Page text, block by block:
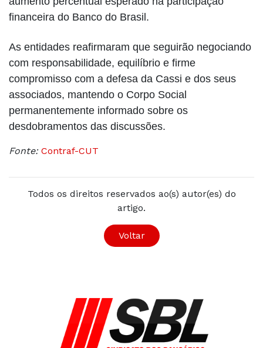
financeira do Banco do Brasil.
As entidades reafirmaram que seguirão negociando
com responsabilidade, equilíbrio e firme
compromisso com a defesa da Cassi e dos seus
associados, mantendo o Corpo Social
permanentemente informado sobre os
desdobramentos das discussões.
Fonte: Contraf-CUT
Todos os direitos reservados ao(s) autor(es) do
artigo.
Voltar